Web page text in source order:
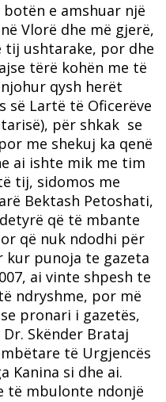
e amshuar një
Vlorë dhe më gjerë,
tij ushtarake, por dhe
tërë kohën me të
qysh herët
së Lartë të Oficerëve
për shkak se
me shekuj ka qenë
ai ishte mik me tim
tij, sidomos me
Bektash Petoshati,
që të mbante
që nuk ndodhi për
kur punoja te gazeta
ai vinte shpesh te
ndryshme, por më
pronari i gazetës,
Skënder Brataj
të Urgjencës
Kanina si dhe ai.
të mbulonte ndonjë